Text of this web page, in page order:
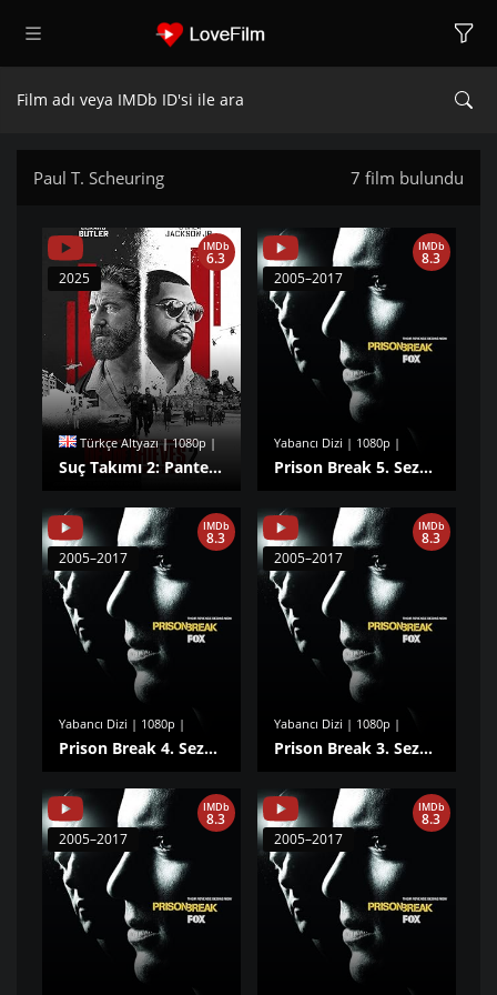
Paul T. Scheuring 7 film bulundu
Türkçe Altyazı | 1080p |
Suç Takımı 2: Pantera izle
IMDb
6.3
2025
Yabancı Dizi | 1080p |
Prison Break 5. Sezon izle
IMDb
8.3
2005–2017
Yabancı Dizi | 1080p |
Prison Break 4. Sezon izle
IMDb
8.3
2005–2017
Yabancı Dizi | 1080p |
Prison Break 3. Sezon izle
IMDb
8.3
2005–2017
IMDb
8.3
2005–2017
IMDb
8.3
2005–2017